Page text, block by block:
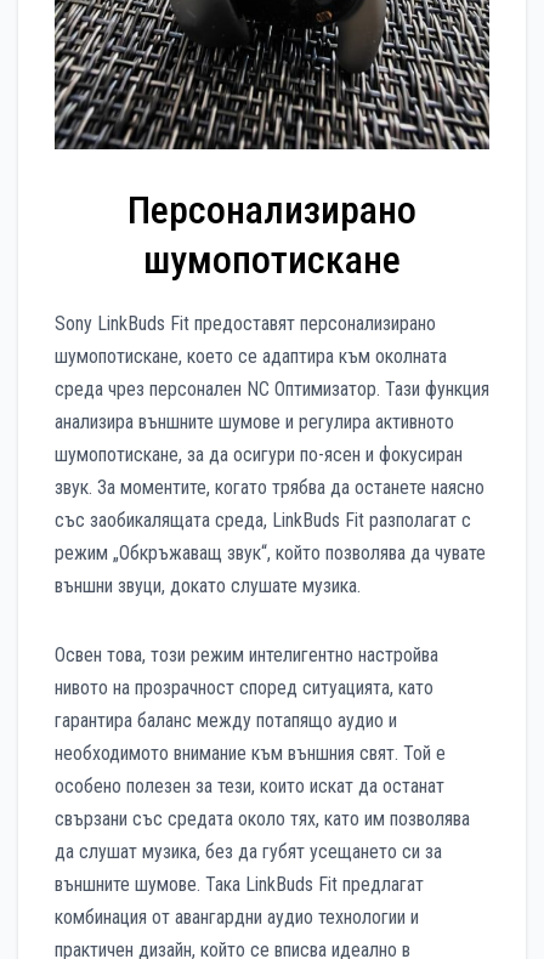
Персонализирано
шумопотискане
Sony LinkBuds Fit предоставят персонализирано
шумопотискане, което се адаптира към околната
среда чрез персонален NC Оптимизатор. Тази функция
анализира външните шумове и регулира активното
шумопотискане, за да осигури по-ясен и фокусиран
звук. За моментите, когато трябва да останете наясно
със заобикалящата среда, LinkBuds Fit разполагат с
режим „Обкръжаващ звук“, който позволява да чувате
външни звуци, докато слушате музика.
Освен това, този режим интелигентно настройва
нивото на прозрачност според ситуацията, като
гарантира баланс между потапящо аудио и
необходимото внимание към външния свят. Той е
особено полезен за тези, които искат да останат
свързани със средата около тях, като им позволява
да слушат музика, без да губят усещането си за
външните шумове. Така LinkBuds Fit предлагат
комбинация от авангардни аудио технологии и
практичен дизайн, който се вписва идеално в